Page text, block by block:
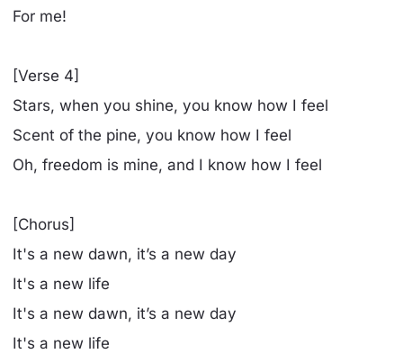
For me!
[Verse 4]
Stars, when you shine, you know how I feel
Scent of the pine, you know how I feel
Oh, freedom is mine, and I know how I feel
[Chorus]
It's a new dawn, it’s a new day
It's a new life
It's a new dawn, it’s a new day
It's a new life